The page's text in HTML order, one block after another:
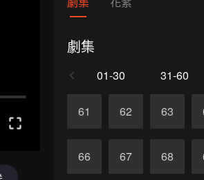
劇集
01-30 31-60
61 62 63
66 67 68